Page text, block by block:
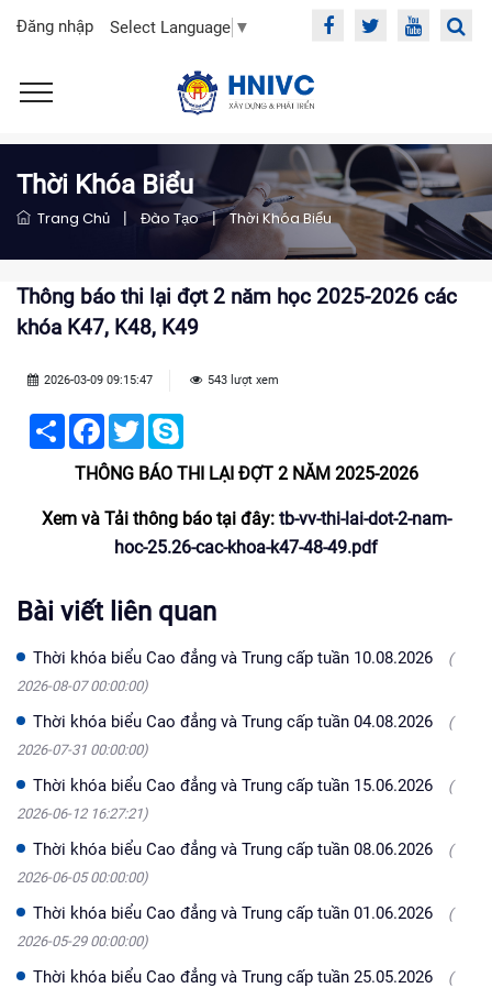
Đăng nhập Select Language ▼
Thời Khóa Biểu
Trang Chủ | Đào Tạo | Thời Khóa Biểu
Thông báo thi lại đợt 2 năm học 2025-2026 các
khóa K47, K48, K49
2026-03-09 09:15:47 543 lượt xem
Share Facebook
Twitter
THÔNG BÁO THI LẠI ĐỢT 2 NĂM 2025-2026
Xem và Tải thông báo tại đây: tb-vv-thi-lai-dot-2-nam-
hoc-25.26-cac-khoa-k47-48-49.pdf
Bài viết liên quan
Thời khóa biểu Cao đẳng và Trung cấp tuần 10.08.2026
(
2026-08-07 00:00:00)
Thời khóa biểu Cao đẳng và Trung cấp tuần 04.08.2026
(
2026-07-31 00:00:00)
Thời khóa biểu Cao đẳng và Trung cấp tuần 15.06.2026
(
2026-06-12 16:27:21)
Thời khóa biểu Cao đẳng và Trung cấp tuần 08.06.2026
(
2026-06-05 00:00:00)
Thời khóa biểu Cao đẳng và Trung cấp tuần 01.06.2026
(
2026-05-29 00:00:00)
Thời khóa biểu Cao đẳng và Trung cấp tuần 25.05.2026
(